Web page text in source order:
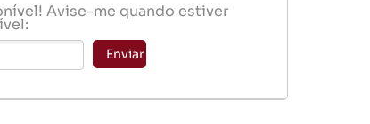
Avise-me quando estiver
Enviar